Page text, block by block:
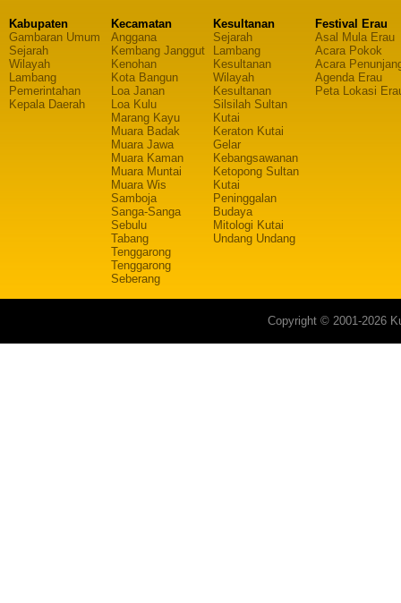
Kabupaten
Gambaran Umum
Sejarah
Wilayah
Lambang
Pemerintahan
Kepala Daerah
Kecamatan
Anggana
Kembang Janggut
Kenohan
Kota Bangun
Loa Janan
Loa Kulu
Marang Kayu
Muara Badak
Muara Jawa
Muara Kaman
Muara Muntai
Muara Wis
Samboja
Sanga-Sanga
Sebulu
Tabang
Tenggarong
Tenggarong
Seberang
Kesultanan
Sejarah
Lambang
Kesultanan
Wilayah
Kesultanan
Silsilah Sultan
Kutai
Keraton Kutai
Gelar
Kebangsawanan
Ketopong Sultan
Kutai
Peninggalan
Budaya
Mitologi Kutai
Undang Undang
Festival Erau
Asal Mula Erau
Acara Pokok
Acara
Agenda Erau
Peta Lokasi
Copyright © 2001-2026